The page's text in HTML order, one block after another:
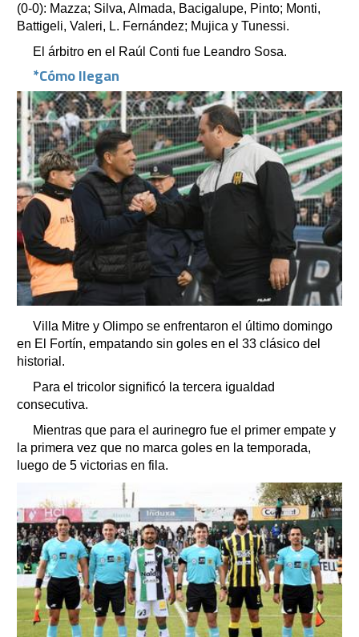
(0-0): Mazza; Silva, Almada, Bacigalupe, Pinto; Monti,
Battigeli, Valeri, L. Fernández; Mujica y Tunessi.
El árbitro en el Raúl Conti fue Leandro Sosa.
*Cómo llegan
Villa Mitre y Olimpo se enfrentaron el último domingo
en El Fortín, empatando sin goles en el 33 clásico del
historial.
Para el tricolor significó la tercera igualdad
consecutiva.
Mientras que para el aurinegro fue el primer empate y
la primera vez que no marca goles en la temporada,
luego de 5 victorias en fila.